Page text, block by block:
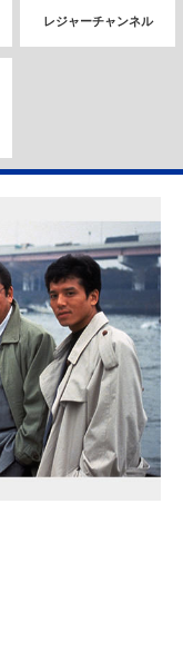
レジャーチャンネル